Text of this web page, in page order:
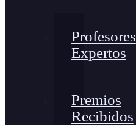
Profesores
Expertos
Premios
Recibidos